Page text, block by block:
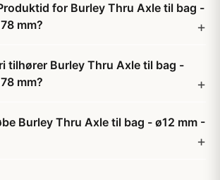
for Burley Thru Axle til bag -
mm?
tilhører Burley Thru Axle til bag -
mm?
Burley Thru Axle til bag - ø12 mm -